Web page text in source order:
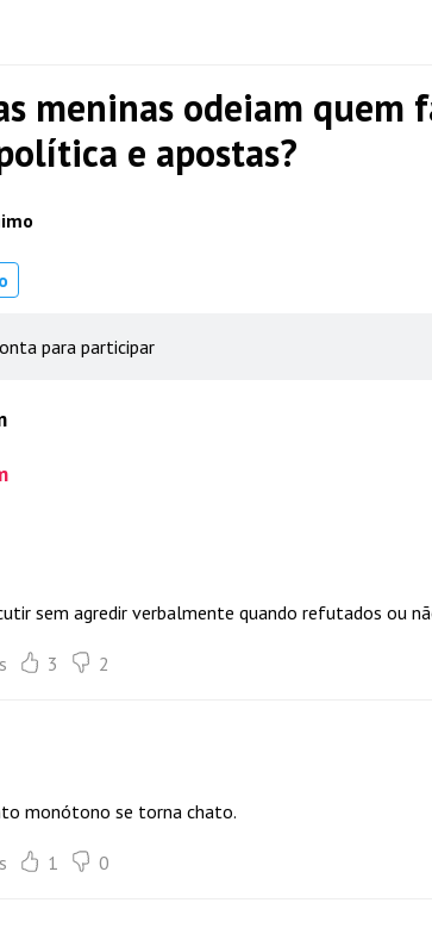
meninas odeiam quem
e apostas?
para participar
sem agredir verbalmente quando refutados ou
3 2
monótono se torna chato.
1 0